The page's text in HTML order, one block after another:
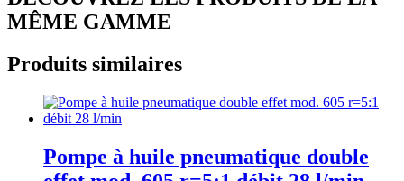
MÊME GAMME
Produits similaires
Pompe à huile pneumatique double